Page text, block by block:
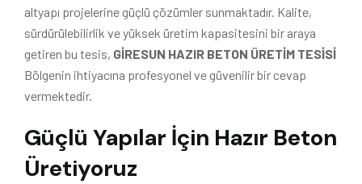
altyapı projelerine güçlü çözümler sunmaktadır. Kalite,
sürdürülebilirlik ve yüksek üretim kapasitesini bir araya
getiren bu tesis, GİRESUN HAZIR BETON ÜRETİM TESİSİ
Bölgenin ihtiyacına profesyonel ve güvenilir bir cevap
vermektedir.
Güçlü Yapılar İçin Hazır Beton
Üretiyoruz